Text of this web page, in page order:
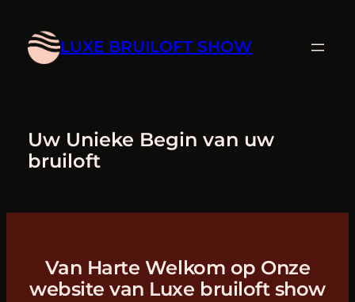
inhoud
LUXE BRUILOFT SHOW
Uw Unieke Begin van uw
bruiloft
Van Harte Welkom op Onze
website van Luxe bruiloft show